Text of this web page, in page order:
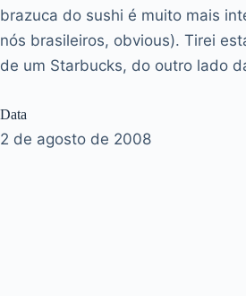
brazuca do sushi é muito mais
nós brasileiros, obvious). Tirei
de um Starbucks, do outro lado
Data
2 de agosto de 2008